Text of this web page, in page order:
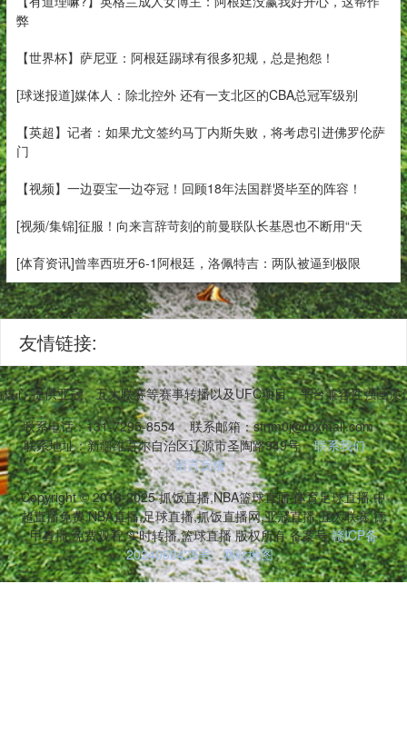
弊
【世界杯】萨尼亚：阿根廷踢球有很多犯规，总是抱怨！
[球迷报道]媒体人：除北控外 还有一支北区的CBA总冠军级别
【英超】记者：如果尤文签约马丁内斯失败，将考虑引进佛罗伦萨
门
【视频】一边耍宝一边夺冠！回顾18年法国群贤毕至的阵容！
[视频/集锦]征服！向来言辞苛刻的前曼联队长基恩也不断用“天
[体育资讯]曾率西班牙6-1阿根廷，洛佩特吉：两队被逼到极限
友情链接:
心,提供亚冠、五大联赛等赛事转播以及UFC项目。平台兼容性强画
联系电话：131-7295-8554
联系邮箱：sfnm0j@foxmail.com
联系地址：新疆维吾尔自治区辽源市圣陶路949号
联系我们
留言反馈
Copyright © 2016-2025 抓饭直播,NBA篮球直播,体育足球直播,中
超直播免费,NBA直播,足球直播,抓饭直播网,亚冠直播,五大联赛,德
甲直播,免费观看,实时转播,篮球直播 版权所有 备案号:赣ICP备
2024060435号 网站地图